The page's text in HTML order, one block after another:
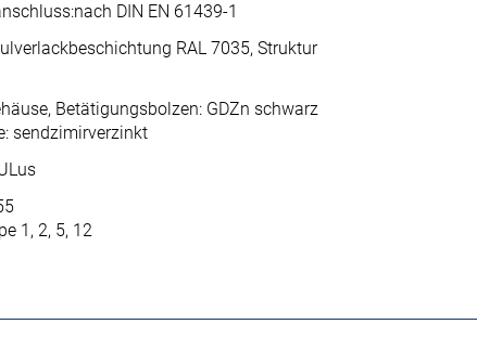
nach DIN EN 61439-1
RAL 7035, Struktur
Betätigungsbolzen: GDZn schwarz
sendzimirverzinkt
1, 2, 5, 12